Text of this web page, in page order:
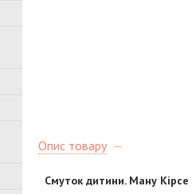
Опис товару
Смуток дитини. Ману Кірсе